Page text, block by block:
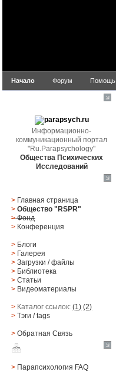
Начало Форум Помощь
Информационно-
коммуникационный портал
"Ru.Parapsychology"
Общества Психических
Исследований
> Главная страница
> Общество "RSPR"
> Фонд
> Конференция
> Блоги
> Галерея
> Загрузки/файлы
> Библиотека
> Статьи
> Видеоматериалы
> Каталог ссылок:(1) (2)
> Тэги/ tags
> Обратная Cвязь
> Парапсихология FAQ